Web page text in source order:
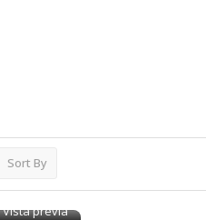
Sort By
Vista previa